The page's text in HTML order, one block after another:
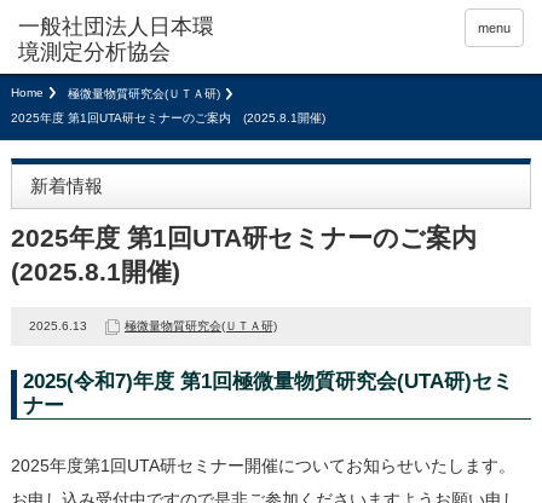
menu
Home
極微量物質研究会(ＵＴＡ研)
2025年度 第1回UTA研セミナーのご案内 (2025.8.1開催)
新着情報
2025年度 第1回UTA研セミナーのご案内
(2025.8.1開催)
2025.6.13 極微量物質研究会(ＵＴＡ研)
2025(令和7)年度 第1回極微量物質研究会(UTA研)セミ
ナー
2025年度第1回UTA研セミナー開催についてお知らせいたします。